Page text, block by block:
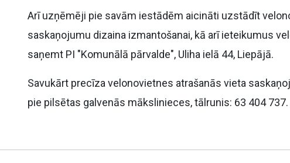
Arī uzņēmēji pie savām iestādēm aicināti uzstādīt
saskaņojumu dizaina izmantošanai, kā arī ieteikumus
saņemt PI "Komunālā pārvalde", Uliha ielā 44, Liepājā.
Savukārt precīza velonovietnes atrašanās vieta
pie pilsētas galvenās mākslinieces, tālrunis: 63 404 737.